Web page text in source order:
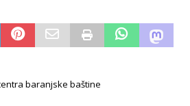
baranjske baštine